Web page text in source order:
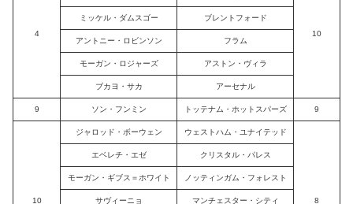
4 10
ミッケル・ダムスゴー ブレントフォード
アントニー・ロビンソン フラム
モーガン・ロジャーズ アストン・ヴィラ
ブカヨ・サカ アーセナル
9 ソン・フンミン トッテナム・ホットスパーズ 9
10
ジャロッド・ボーウェン ウェストハム・ユナイテッド
8
エベレチ・エゼ クリスタル・パレス
モーガン・ギブス＝ホワイト ノッティンガム・フォレスト
サヴィーニョ マンチェスター・シティ